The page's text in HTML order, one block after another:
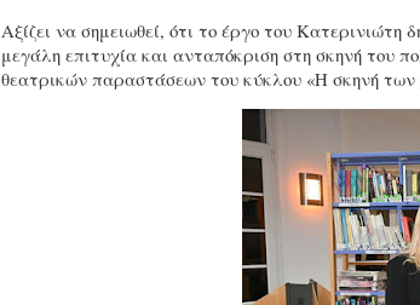
Αξίζει να σημειωθεί, ότι το έργο του
μεγάλη επιτυχία και ανταπόκριση στη σκηνή του
θεατρικών παραστάσεων του κύκλου «Η σκηνή